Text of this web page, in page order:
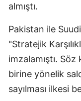
almıştı.
Pakistan ile
"Stratejik
imzalamıştı.
birine yönelik
sayılması ilkesi